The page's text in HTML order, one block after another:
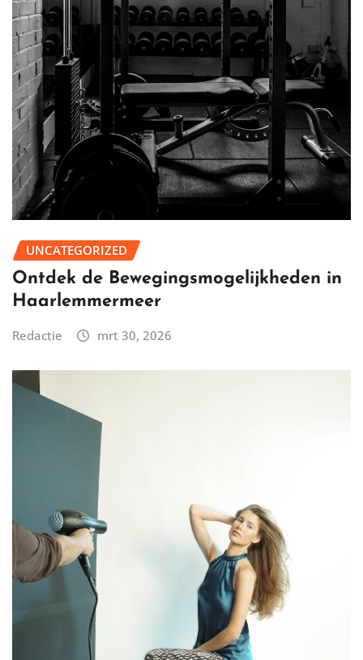
UNCATEGORIZED
Ontdek de Bewegingsmogelijkheden in
Haarlemmermeer
Redactie mrt 30, 2026